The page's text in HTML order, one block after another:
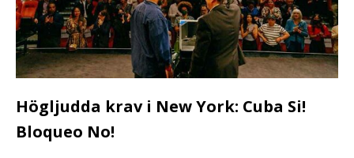
Högljudda krav i New York: Cuba Si!
Bloqueo No!